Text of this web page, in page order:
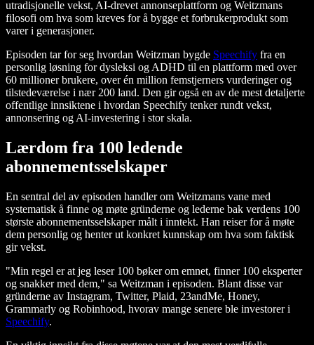
utradisjonelle vekst, AI-drevet annonseplattform og Weitzmans
filosofi om hva som kreves for å bygge et forbrukerprodukt som
varer i generasjoner.
Episoden tar for seg hvordan Weitzman bygde Speechify fra en
personlig løsning for dysleksi og ADHD til en plattform med over
60 millioner brukere, over én million femstjerners vurderinger og
tilstedeværelse i nær 200 land. Den gir også en av de mest detaljerte
offentlige innsiktene i hvordan Speechify tenker rundt vekst,
annonsering og AI-investering i stor skala.
Lærdom fra 100 ledende
abonnementsselskaper
En sentral del av episoden handler om Weitzmans vane med
systematisk å finne og møte gründerne og lederne bak verdens 100
største abonnementsselskaper målt i inntekt. Han reiser for å møte
dem personlig og henter ut konkret kunnskap om hva som faktisk
gir vekst.
"Min regel er at jeg leser 100 bøker om emnet, finner 100 eksperter
og snakker med dem," sa Weitzman i episoden. Blant disse var
gründerne av Instagram, Twitter, Plaid, 23andMe, Honey,
Grammarly og Robinhood, hvorav mange senere ble investorer i
Speechify.